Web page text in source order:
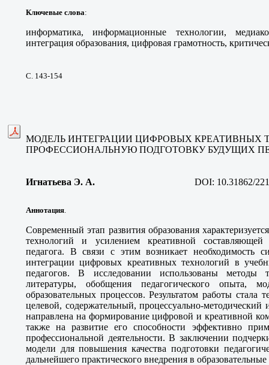
Ключевые слова:
информатика, информационные технологии,
интеграция образования, цифровая грамотность,
С. 143-154
МОДЕЛЬ ИНТЕГРАЦИИ ЦИФРОВЫХ КРЕАТИВНЫХ
ПРОФЕССИОНАЛЬНУЮ ПОДГОТОВКУ БУДУЩИХ
Игнатьева Э. А. DOI: 10.31862/
Аннотация
Современный этап развития образования
технологий и усилением креативной составляющей
педагога. В связи с этим возникает необходимость
интеграции цифровых креативных технологий в
педагогов. В исследовании использованы методы
литературы, обобщения педагогического опыта,
образовательных процессов. Результатом работы стала
целевой, содержательный, процессуально-
направлена на формирование цифровой и креативной
также на развитие его способности эффективно
профессиональной деятельности. В заключении
модели для повышения качества подготовки
дальнейшего практического внедрения в